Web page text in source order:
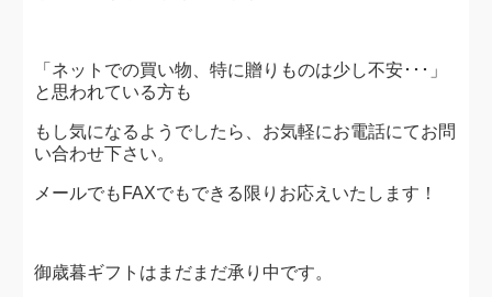
「ネットでの買い物、特に贈りものは少し不安･･･」
と思われている方も
もし気になるようでしたら、お気軽にお電話にてお問
い合わせ下さい。
メールでもFAXでもできる限りお応えいたします！
御歳暮ギフトはまだまだ承り中です。